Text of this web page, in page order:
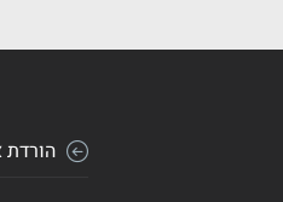
הורדת